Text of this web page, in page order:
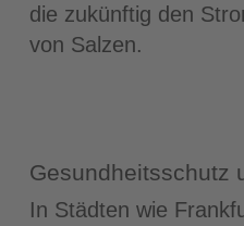
die zukünftig den
von Salzen.
Gesundheitsschutz
In Städten wie